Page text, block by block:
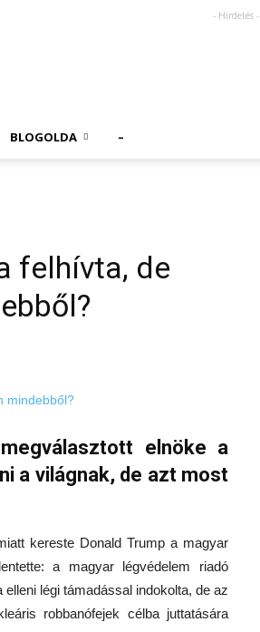
- Hirdetés -
BLOGOLDA –
felhívta, de
elnöke a
a világnak, de azt most
kereste Donald Trump a magyar
a magyar légvédelem riadó
légi támadással indokolta, de az
robbanófejek célba juttatására